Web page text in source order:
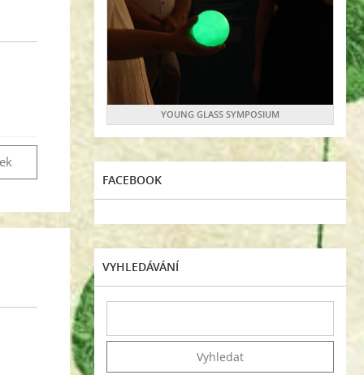
YOUNG GLASS SYMPOSIUM
FACEBOOK
VYHLEDÁVÁNÍ